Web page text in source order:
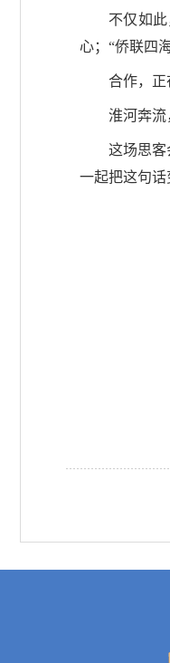
不仅如
心；“侨联四
合作，正
淮河奔流
这场思客
一起把这句话